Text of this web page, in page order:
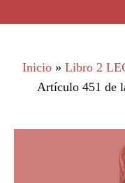
Inicio» Libro 2
Artículo 451 de